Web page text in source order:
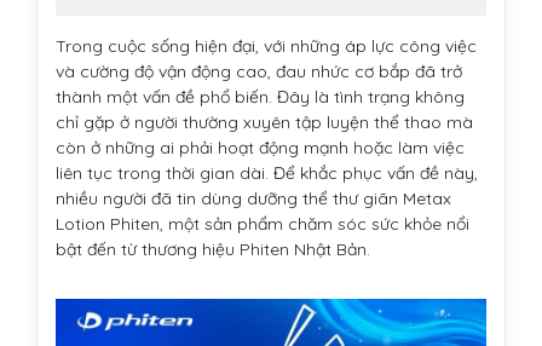
Trong cuộc sống hiện đại, với những áp lực công việc
và cường độ vận động cao, đau nhức cơ bắp đã trở
thành một vấn đề phổ biến. Đây là tình trạng không
chỉ gặp ở người thường xuyên tập luyện thể thao mà
còn ở những ai phải hoạt động mạnh hoặc làm việc
liên tục trong thời gian dài. Để khắc phục vấn đề này,
nhiều người đã tin dùng dưỡng thể thư giãn Metax
Lotion Phiten, một sản phẩm chăm sóc sức khỏe nổi
bật đến từ thương hiệu Phiten Nhật Bản.